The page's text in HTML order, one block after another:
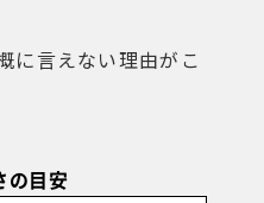
に言えない理由がこ
の目安